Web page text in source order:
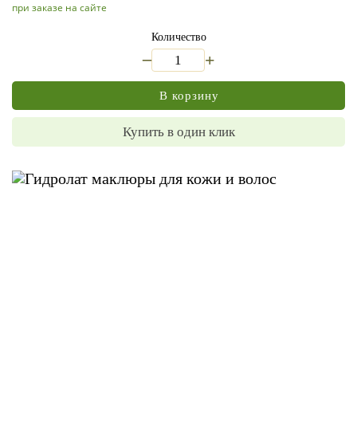
при заказе на сайте
Количество
+
В корзину
Купить в один клик